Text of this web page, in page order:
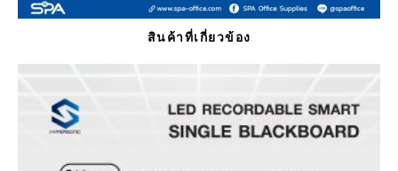
สินค้าที่เกี่ยวข้อง